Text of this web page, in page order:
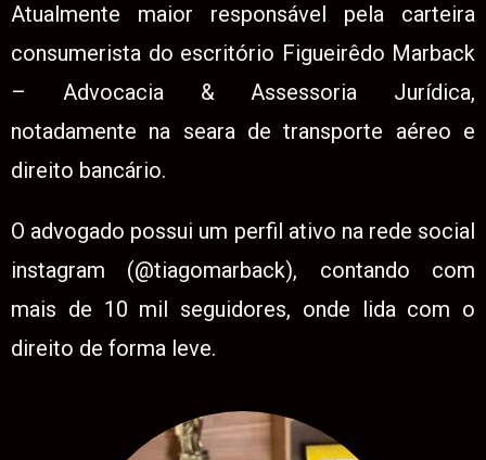
Atualmente maior responsável pela carteira
consumerista do escritório Figueirêdo Marback
– Advocacia & Assessoria Jurídica,
notadamente na seara de transporte aéreo e
direito bancário.
O advogado possui um perfil ativo na rede social
instagram (@tiagomarback), contando com
mais de 10 mil seguidores, onde lida com o
direito de forma leve.